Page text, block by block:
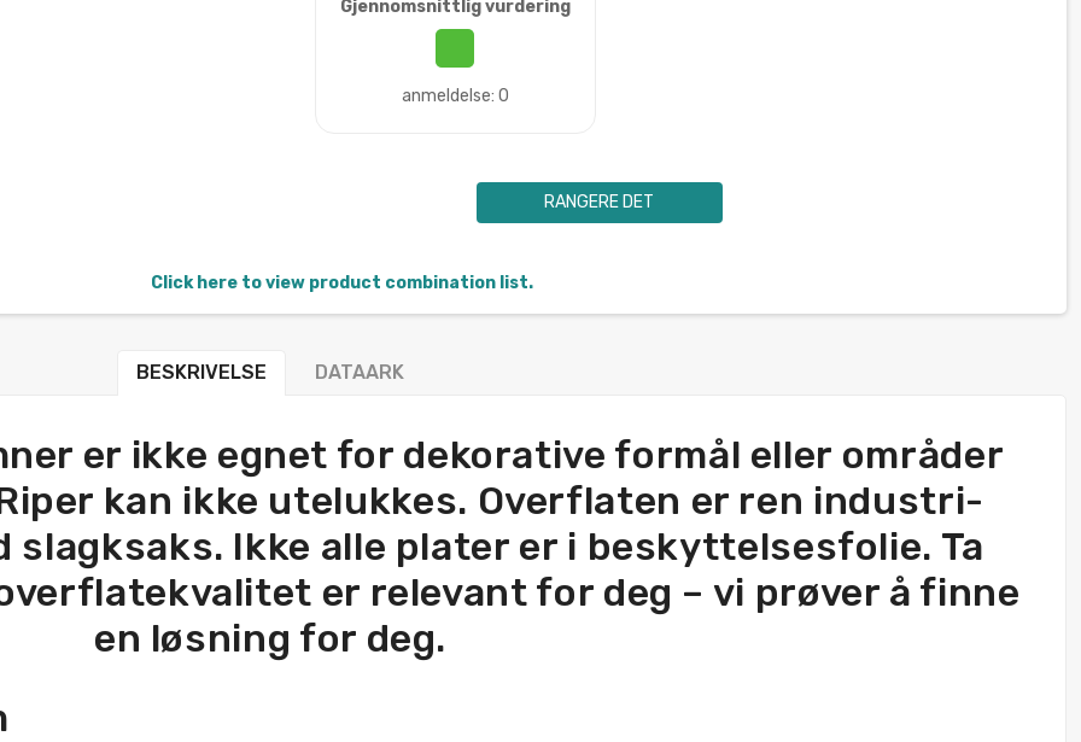
Gjennomsnittlig vurdering
anmeldelse: 0
RANGERE DET
Click here to view product combination list.
BESKRIVELSE DATAARK
er ikke egnet for dekorative formål eller områder
kan ikke utelukkes. Overflaten er ren industri-
Ikke alle plater er i beskyttelsesfolie. Ta
er relevant for deg – vi prøver å finne
en løsning for deg.